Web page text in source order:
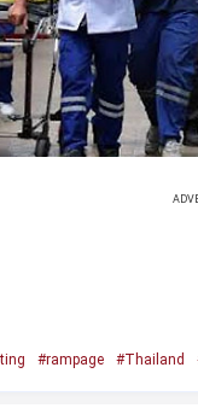
#rampage #Thailand